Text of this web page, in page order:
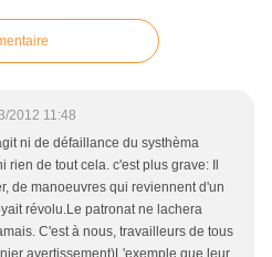
2012 11:48
ni de défaillance du systhèma
rien de tout cela. c'est plus grave: Il
de manoeuvres qui reviennent d'un
révolu.Le patronat ne lachera
C'est à nous, travailleurs de tous
avertissement)L'exemple que leur